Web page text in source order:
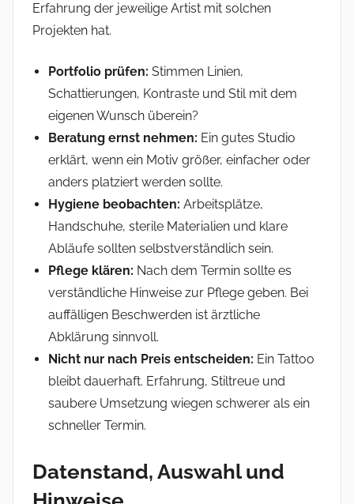
Erfahrung der jeweilige Artist mit solchen
Projekten hat.
Portfolio prüfen: Stimmen Linien,
Schattierungen, Kontraste und Stil mit dem
eigenen Wunsch überein?
Beratung ernst nehmen: Ein gutes Studio
erklärt, wenn ein Motiv größer, einfacher oder
anders platziert werden sollte.
Hygiene beobachten: Arbeitsplätze,
Handschuhe, sterile Materialien und klare
Abläufe sollten selbstverständlich sein.
Pflege klären: Nach dem Termin sollte es
verständliche Hinweise zur Pflege geben. Bei
auffälligen Beschwerden ist ärztliche
Abklärung sinnvoll.
Nicht nur nach Preis entscheiden: Ein Tattoo
bleibt dauerhaft. Erfahrung, Stiltreue und
saubere Umsetzung wiegen schwerer als ein
schneller Termin.
Datenstand, Auswahl und